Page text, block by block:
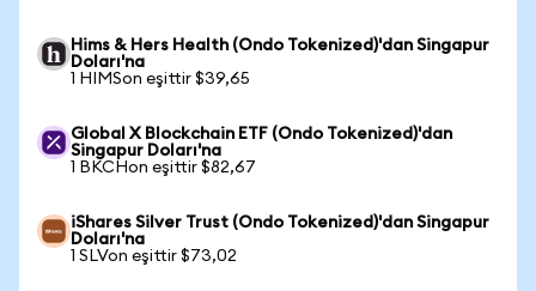
Hims & Hers Health (Ondo Tokenized)'dan Singapur
Doları'na
1 HIMSon eşittir $39,65
Global X Blockchain ETF (Ondo Tokenized)'dan
Singapur Doları'na
1 BKCHon eşittir $82,67
iShares Silver Trust (Ondo Tokenized)'dan Singapur
Doları'na
1 SLVon eşittir $73,02